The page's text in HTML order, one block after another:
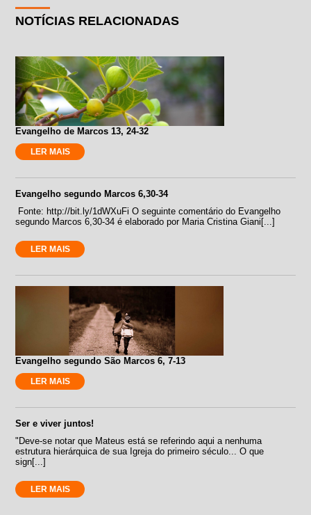
NOTÍCIAS RELACIONADAS
Evangelho de Marcos 13, 24-32
LER MAIS
Evangelho segundo Marcos 6,30-34
Fonte: http://bit.ly/1dWXuFi O seguinte comentário do Evangelho
segundo Marcos 6,30-34 é elaborado por Maria Cristina Giani[...]
LER MAIS
Evangelho segundo São Marcos 6, 7-13
LER MAIS
Ser e viver juntos!
"Deve-se notar que Mateus está se referindo aqui a nenhuma
estrutura hierárquica de sua Igreja do primeiro século... O que
sign[...]
LER MAIS